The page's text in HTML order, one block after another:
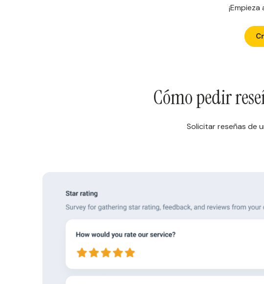
Cómo pedir
Solicitar reseñas de